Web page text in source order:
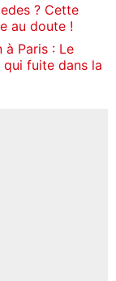
? Cette
au doute !
à Paris : Le
fuite dans la